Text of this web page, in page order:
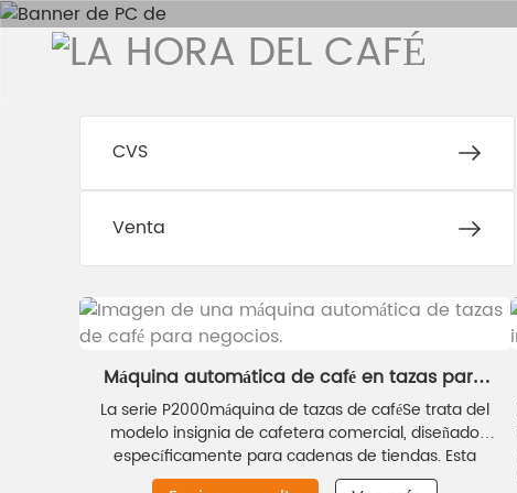
CVS
Venta
Máquina automática de café en tazas para
empresas
La serie P2000máquina de tazas de caféSe trata del
modelo insignia de cafetera comercial, diseñado
específicamente para cadenas de tiendas. Esta
cafetera de tazas para negocios cuenta con